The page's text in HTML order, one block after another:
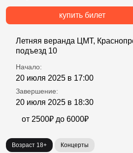
купить билет
Летняя веранда ЦМТ,
подъезд 10
Начало:
20 июля 2025 в 17:00
Завершение:
20 июля 2025 в 18:30
от 2500₽ до 6000₽
Возраст 18+ Концерты